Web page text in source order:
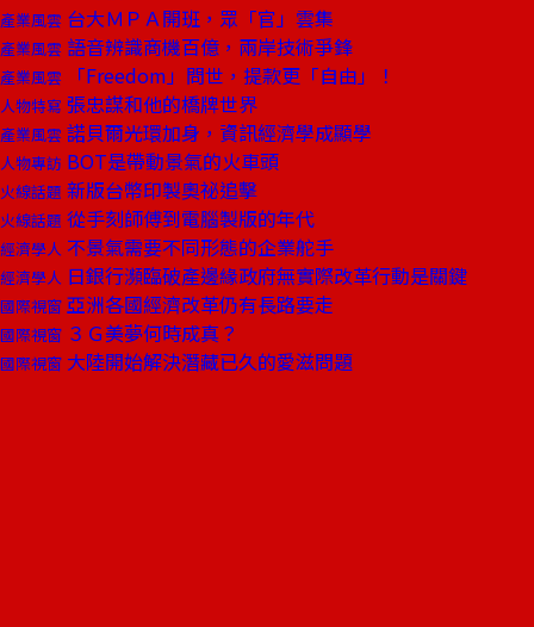
產業風雲 台大ＭＰＡ開班，眾「官」雲集
產業風雲 語音辨識商機百億，兩岸技術爭鋒
產業風雲 「Freedom」問世，提款更「自由」！
人物特寫 張忠謀和他的橋牌世界
產業風雲 諾貝爾光環加身，資訊經濟學成顯學
人物專訪 BOT是帶動景氣的火車頭
火線話題 新版台幣印製奧祕追擊
火線話題 從手刻師傅到電腦製版的年代
經濟學人 不景氣需要不同形態的企業舵手
經濟學人 日銀行瀕臨破產邊緣政府無實際改革行動是關鍵
國際視窗 亞洲各國經濟改革仍有長路要走
國際視窗 ３Ｇ美夢何時成真？
國際視窗 大陸開始解決潛藏已久的愛滋問題